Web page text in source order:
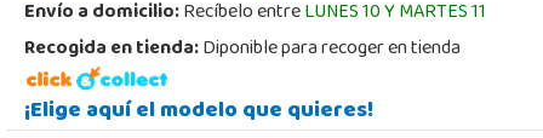
Envío a domicilio:Recíbelo entreLUNES 10 Y MARTES 11
Recogida en tienda:Diponible para recoger en tienda
¡Elige aquí el modelo que quieres!